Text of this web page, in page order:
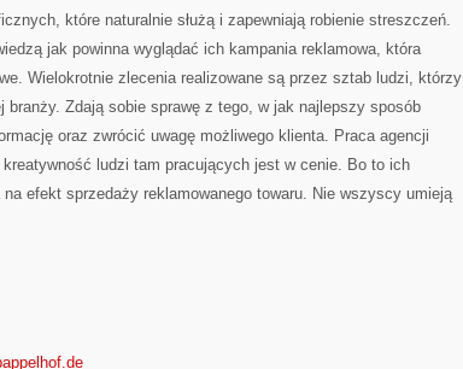
które naturalnie służą i zapewniają robienie streszczeń.
jak powinna wyglądać ich kampania reklamowa, która
Wielokrotnie zlecenia realizowane są przez sztab ludzi, którzy
branży. Zdają sobie sprawę z tego, w jak najlepszy sposób
oraz zwrócić uwagę możliwego klienta. Praca agencji
ludzi tam pracujących jest w cenie. Bo to ich
na efekt sprzedaży reklamowanego towaru. Nie wszyscy umieją